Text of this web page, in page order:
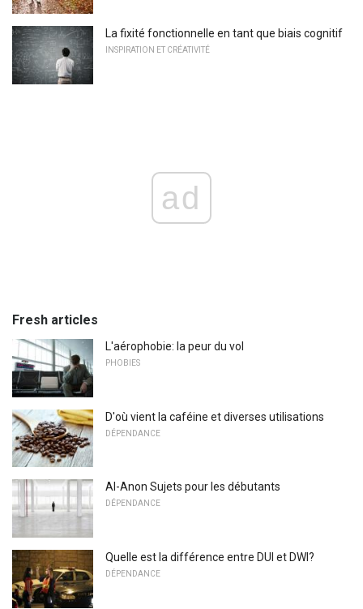
La fixité fonctionnelle en tant que biais cognitif
INSPIRATION ET CRÉATIVITÉ
ad
Fresh articles
L'aérophobie: la peur du vol
PHOBIES
D'où vient la caféine et diverses utilisations
DÉPENDANCE
Al-Anon Sujets pour les débutants
DÉPENDANCE
Quelle est la différence entre DUI et DWI?
DÉPENDANCE